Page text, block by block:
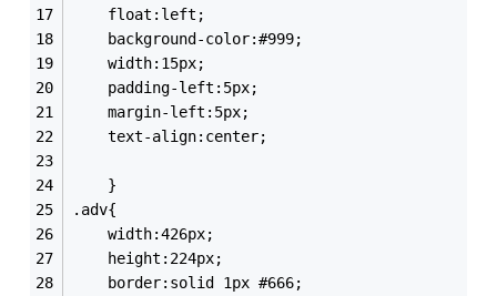
	float:left;
	background-color:#999;
	width:15px;
	padding-left:5px;
	margin-left:5px;
	text-align:center;
	}
.adv{
	width:426px;
	height:224px;
	border:solid 1px #666;